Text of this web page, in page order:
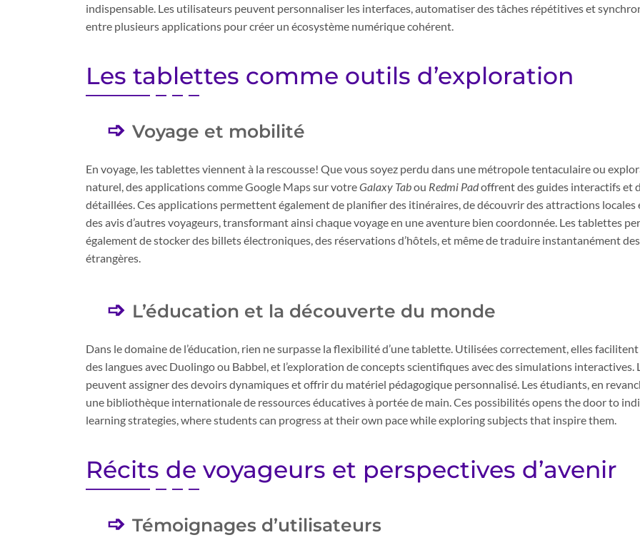
indispensable. Les utilisateurs peuvent personnaliser les interfaces, automatiser des tâches répétitives et
entre plusieurs applications pour créer un écosystème numérique cohérent.
Les tablettes comme outils d’exploration
Voyage et mobilité
En voyage, les tablettes viennent à la rescousse! Que vous soyez perdu dans une métropole tentaculaire ou
naturel, des applications comme Google Maps sur votreGalaxy Tabou Redmi Padoffrent des guides interactifs et
détaillées. Ces applications permettent également de planifier des itinéraires, de découvrir des attractions locales
des avis d’autres voyageurs, transformant ainsi chaque voyage en une aventure bien coordonnée. Les tablettes
également de stocker des billets électroniques, des réservations d’hôtels, et même de traduire instantanément
étrangères.
L’éducation et la découverte du monde
Dans le domaine de l’éducation, rien ne surpasse la flexibilité d’une tablette. Utilisées correctement, elles facilitent
des langues avec Duolingo ou Babbel, et l’exploration de concepts scientifiques avec des simulations interactives.
peuvent assigner des devoirs dynamiques et offrir du matériel pédagogique personnalisé. Les étudiants, en
une bibliothèque internationale de ressources éducatives à portée de main. Ces possibilités opens the door to
learning strategies, where students can progress at their own pace while exploring subjects that inspire them.
Récits de voyageurs et perspectives d’avenir
Témoignages d’utilisateurs